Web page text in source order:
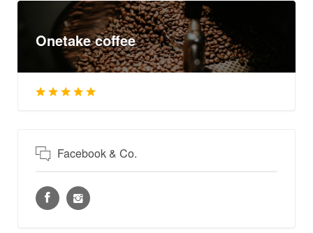
Onetake coffee
Facebook & Co.